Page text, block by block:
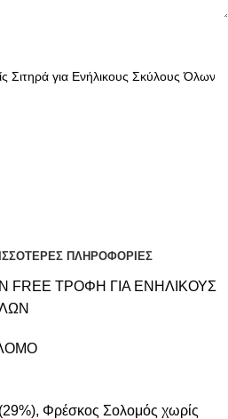
ΠΛΗΡΟΦΟΡΙΕΣ
FREE ΤΡΟΦΗ ΓΙΑ ΕΝΗΛΙΚΟΥΣ
Φρέσκος Σολομός χωρίς